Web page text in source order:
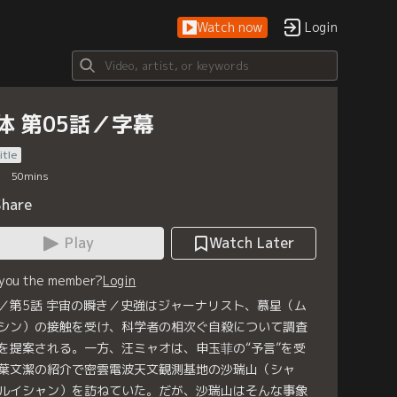
Watch now Login
第05話／字幕
50mins
Play
Watch Later
the member?Login
第5話 宇宙の瞬き／史強はジャーナリスト、慕星（ム
ン）の接触を受け、科学者の相次ぐ自殺について調査
提案される。一方、汪ミャオは、申玉菲の“予言”を受
文潔の紹介で密雲電波天文観測基地の沙瑞山（シャ
イシャン）を訪ねていた。だが、沙瑞山はそんな事象